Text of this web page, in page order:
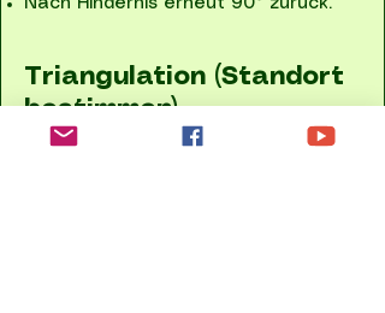
Nach Hindernis erneut 90° zurück.
Triangulation (Standort
bestimmen)
Zwei markante Punkte anpeilen.